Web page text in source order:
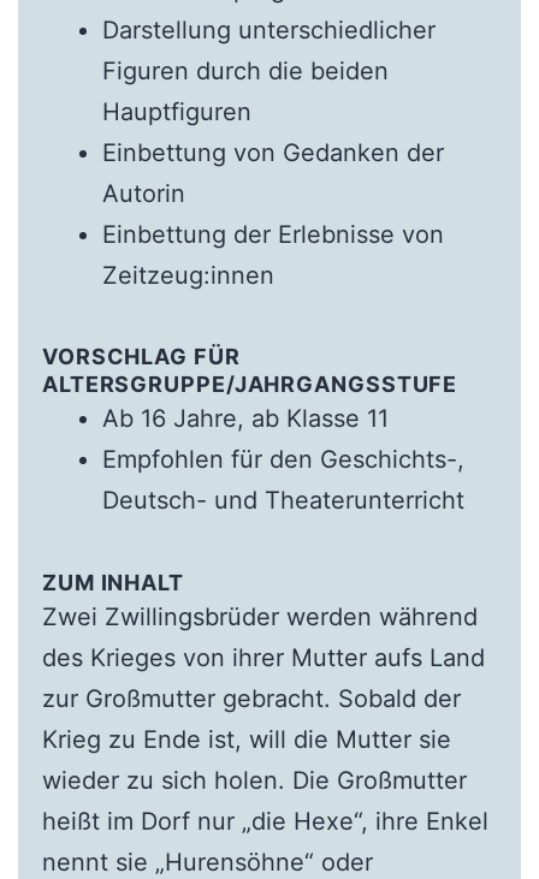
Darstellung unterschiedlicher
Figuren durch die beiden
Hauptfiguren
Einbettung von Gedanken der
Autorin
Einbettung der Erlebnisse von
Zeitzeug:innen
VORSCHLAG FÜR
ALTERSGRUPPE/JAHRGANGSSTUFE
Ab 16 Jahre, ab Klasse 11
Empfohlen für den Geschichts-,
Deutsch- und Theaterunterricht
ZUM INHALT
Zwei Zwillingsbrüder werden während
des Krieges von ihrer Mutter aufs Land
zur Großmutter gebracht. Sobald der
Krieg zu Ende ist, will die Mutter sie
wieder zu sich holen. Die Großmutter
heißt im Dorf nur „die Hexe“, ihre Enkel
nennt sie „Hurensöhne“ oder